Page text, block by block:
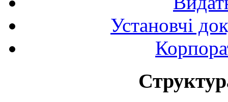
Установчі